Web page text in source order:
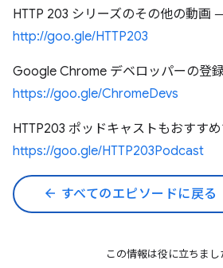
HTTP 203 シリーズのその他の動画
http://goo.gle/HTTP203
Google Chrome デベロッパーの登
https://goo.gle/ChromeDevs
HTTP203 ポッドキャストもおすす
https://goo.gle/HTTP203Podcast
arrow_back すべてのエピソードに戻る
この情報は役に立ちまし